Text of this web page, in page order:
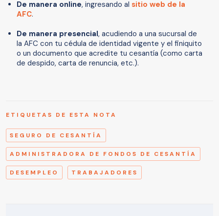
De manera online, ingresando al sitio web de la
AFC.
De manera presencial, acudiendo a una sucursal de
la AFC con tu cédula de identidad vigente y el finiquito
o un documento que acredite tu cesantía (como carta
de despido, carta de renuncia, etc.).
ETIQUETAS DE ESTA NOTA
SEGURO DE CESANTÍA
ADMINISTRADORA DE FONDOS DE CESANTÍA
DESEMPLEO TRABAJADORES